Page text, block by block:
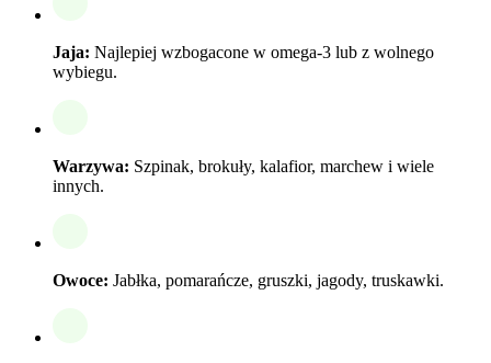
Jaja: Najlepiej wzbogacone w omega-3 lub z wolnego
wybiegu.
Warzywa: Szpinak, brokuły, kalafior, marchew i wiele
innych.
Owoce: Jabłka, pomarańcze, gruszki, jagody, truskawki.